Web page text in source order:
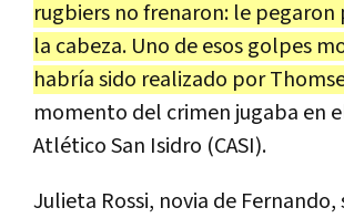
rugbiers no frenaron: le pegaron
la cabeza. Uno de esos golpes
habría sido realizado por
momento del crimen jugaba en
Atlético San Isidro (CASI).
Julieta Rossi, novia de Fernando,